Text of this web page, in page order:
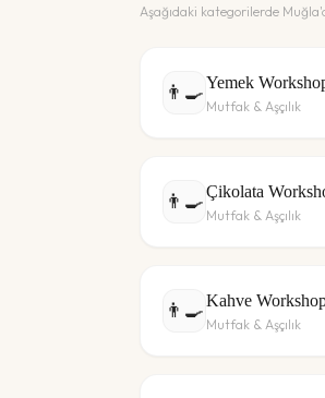
Aşağıdaki kategorilerde Muğla
👨‍🍳Yemek
Mutfak & Aşçılık
👨‍🍳Çikolata
Mutfak & Aşçılık
👨‍🍳Kahve
Mutfak & Aşçılık